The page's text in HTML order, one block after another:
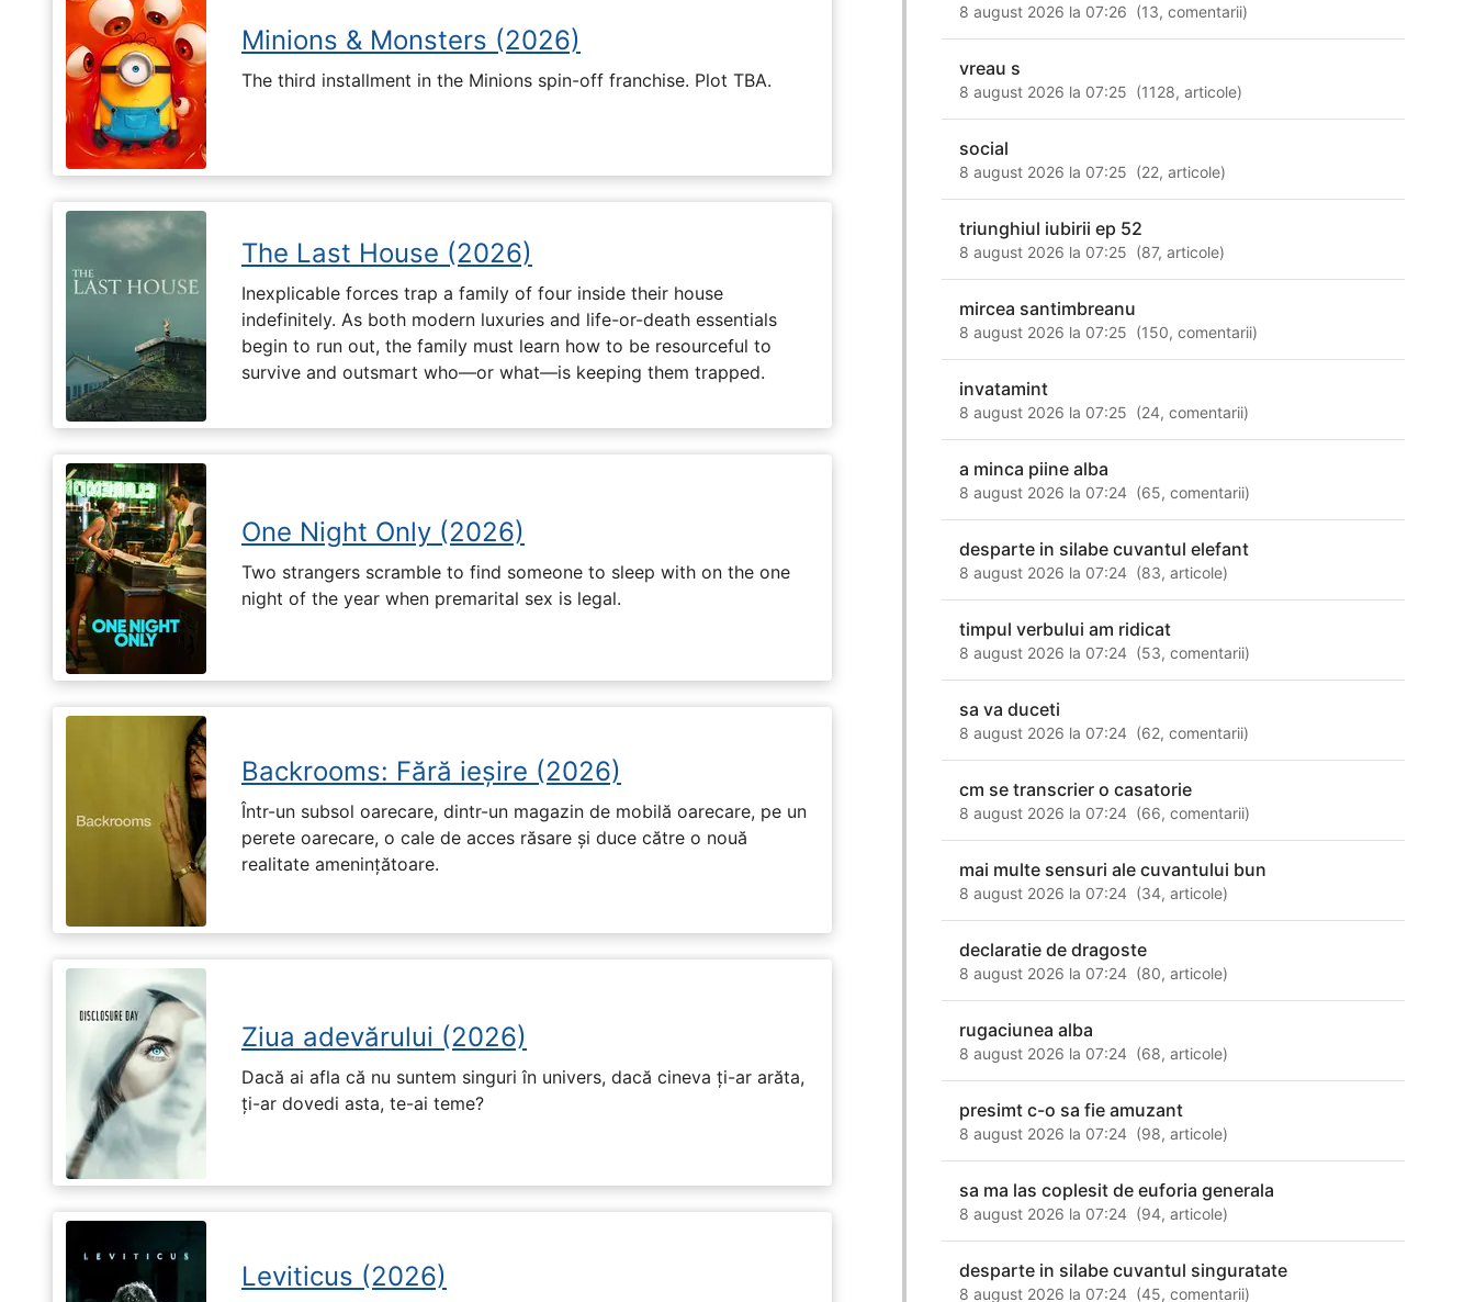
Minions & Monsters (2026)
The third installment in the Minions spin-off franchise. Plot TBA.
The Last House (2026)
Inexplicable forces trap a family of four inside their house
indefinitely. As both modern luxuries and life-or-death essentials
begin to run out, the family must learn how to be resourceful to
survive and outsmart who—or what—is keeping them trapped.
One Night Only (2026)
Two strangers scramble to find someone to sleep with on the one
night of the year when premarital sex is legal.
Backrooms: Fără ieșire (2026)
Într-un subsol oarecare, dintr-un magazin de mobilă oarecare, pe un
perete oarecare, o cale de acces răsare și duce către o nouă
realitate amenințătoare.
Ziua adevărului (2026)
Dacă ai afla că nu suntem singuri în univers, dacă cineva ți-ar arăta,
ți-ar dovedi asta, te-ai teme?
Leviticus (2026)
8 august 2026 la 07:26 (13,comentarii)
vreau s
8 august 2026 la 07:25 (1128,articole)
social
8 august 2026 la 07:25 (22,articole)
triunghiul iubirii ep 52
8 august 2026 la 07:25 (87,articole)
mircea santimbreanu
8 august 2026 la 07:25 (150,comentarii)
invatamint
8 august 2026 la 07:25 (24,comentarii)
a minca piine alba
8 august 2026 la 07:24 (65,comentarii)
desparte in silabe cuvantul elefant
8 august 2026 la 07:24 (83,articole)
timpul verbului am ridicat
8 august 2026 la 07:24 (53,comentarii)
sa va duceti
8 august 2026 la 07:24 (62,comentarii)
cm se transcrier o casatorie
8 august 2026 la 07:24 (66,comentarii)
mai multe sensuri ale cuvantului bun
8 august 2026 la 07:24 (34,articole)
declaratie de dragoste
8 august 2026 la 07:24 (80,articole)
rugaciunea alba
8 august 2026 la 07:24 (68,articole)
presimt c-o sa fie amuzant
8 august 2026 la 07:24 (98,articole)
sa ma las coplesit de euforia generala
8 august 2026 la 07:24 (94,articole)
desparte in silabe cuvantul singuratate
8 august 2026 la 07:24 (45,comentarii)